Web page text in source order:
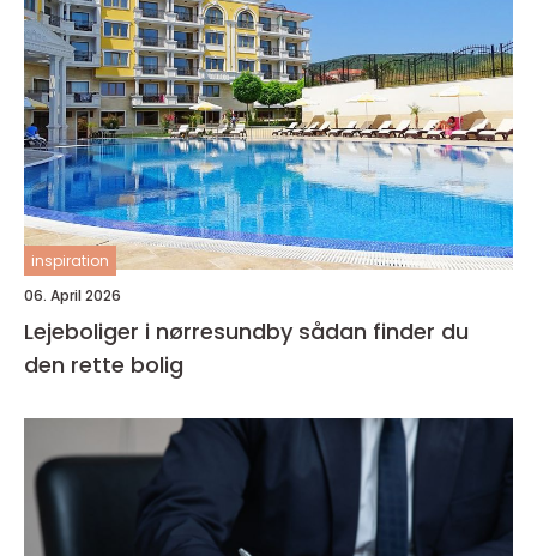
inspiration
06. April 2026
Lejeboliger i nørresundby sådan finder du
den rette bolig